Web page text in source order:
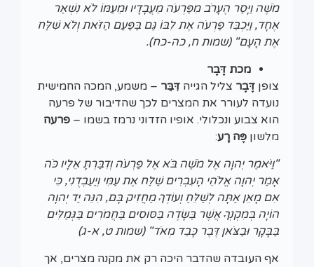
מֹשֶׁה וַיָּסַר הֶעָרֹב מִפַּרְעֹה מֵעֲבָדָיו וּמֵעַמּוֹ לֹא נִשְׁאַר
אֶחָד, וַיַּכְבֵּד פַּרְעֹה אֶת לִבּוֹ גַּם בַּפַּעַם הַזֹּאת וְלֹא שִׁלַּח
אֶת הָעָם" (שמות ח, כה-כח).
מכת דֶּבֶר
צופן דֶּבֶר צליל הגייה דִּבֵּר – משמע, המכה החמישית
נועדה לעורר את המצרים לכך שהדיבור של פרעה
הוא צבוע ונכלולי. אופיו הזדוני נרמז בשמו – פרעה
מלשון פֶּה רָע:
"וַיֹּאמֶר יְהוָה אֶל מֹשֶׁה בֹּא אֶל פַּרְעֹה וְדִבַּרְתָּ אֵלָיו כֹּה
אָמַר יְהוָה אֱלֹהֵי הָעִבְרִים שַׁלַּח אֶת עַמִּי וְיַעַבְדֻנִי, כִּי
אִם מָאֵן אַתָּה לְשַׁלֵּחַ וְעוֹדְךָ מַחֲזִיק בָּם, הִנֵּה יַד יְהוָה
הוֹיָה בְּמִקְנְךָ אֲשֶׁר בַּשָּׂדֶה בַּסּוּסִים בַּחֲמֹרִים בַּגְּמַלִּים
בַּבָּקָר וּבַצֹּאן דֶּבֶר כָּבֵד מְאֹד" (שמות ט, א-ג)
אף העובדה שהדבר היכה רק את מקנה מצרים, אך